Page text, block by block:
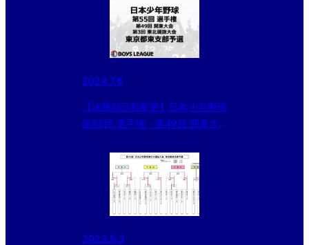
2024.7.6
【決勝戦日程変更】日本少年野球
第55回 選手権・第49回 関東大
東支部予選
2023.9.3